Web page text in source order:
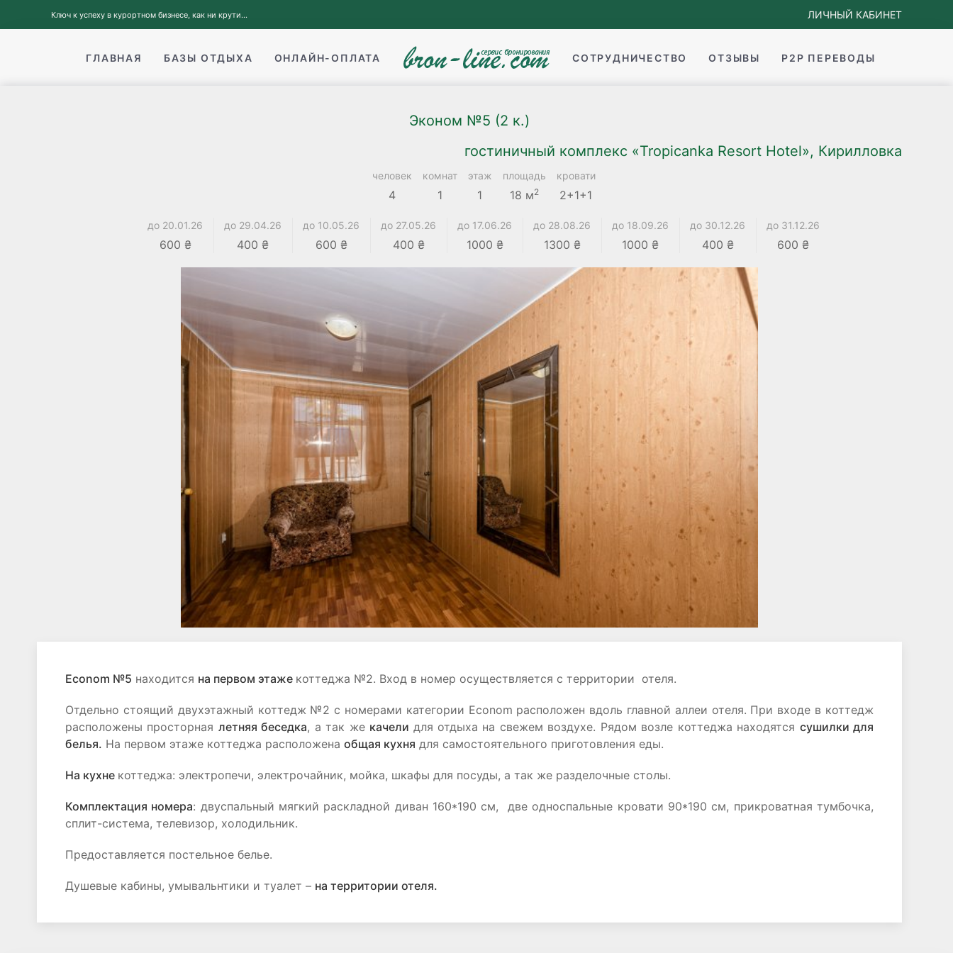
Ключ к успеху в курортном бизнесе, как ни крути... ЛИЧНЫЙ КАБИНЕТ
ГЛАВНАЯ БАЗЫ ОТДЫХА ОНЛАЙН-ОПЛАТА СОТРУДНИЧЕСТВО ОТЗЫВЫ P2P ПЕРЕВОДЫ
Эконом №5 (2 к.)
гостиничный комплекс «Tropicanka Resort Hotel», Кирилловка
человек
4
комнат
1
этаж
1
площадь
18 м2
кровати
2+1+1
до 20.01.26
600 ₴
до 29.04.26
400 ₴
до 10.05.26
600 ₴
до 27.05.26
400 ₴
до 17.06.26
1000 ₴
до 28.08.26
1300 ₴
до 18.09.26
1000 ₴
до 30.12.26
400 ₴
до 31.12.26
600 ₴
Econom №5 находится на первом этаже коттеджа №2. Вход в номер осуществляется с территории отеля.
Отдельно стоящий двухэтажный коттедж №2 с номерами категории Econom расположен вдоль главной аллеи отеля. При входе в коттедж
расположены просторная летняя беседка, а так же качели для отдыха на свежем воздухе. Рядом возле коттеджа находятся сушилки для
белья. На первом этаже коттеджа расположена общая кухня для самостоятельного приготовления еды.
На кухне коттеджа: электропечи, электрочайник, мойка, шкафы для посуды, а так же разделочные столы.
Комплектация номера: двуспальный мягкий раскладной диван 160*190 см, две односпальные кровати 90*190 см, прикроватная тумбочка,
сплит-система, телевизор, холодильник.
Предоставляется постельное белье.
Душевые кабины, умывальнтики и туалет – на территории отеля.